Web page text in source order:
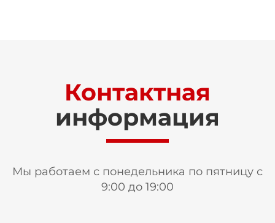
Контактная
информация
Мы работаем с понедельника по пятницу с
9:00 до 19:00